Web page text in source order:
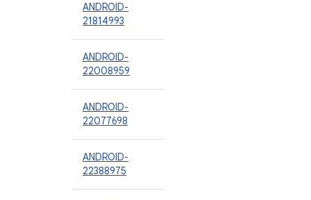
ANDROID-
21814993
ANDROID-
22008959
ANDROID-
22077698
ANDROID-
22388975